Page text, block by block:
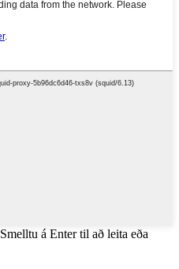
Smelltu á Enter til að leita eða